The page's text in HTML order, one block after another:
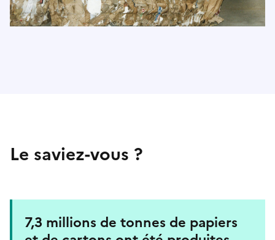
Le saviez-vous ?
7,3 millions de tonnes de papiers